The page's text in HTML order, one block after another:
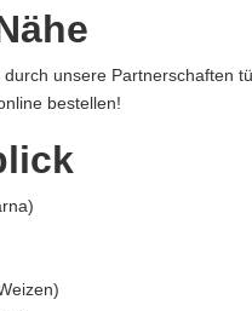
Bitte prüfen Sie die Angaben
unsere Partnerschaften
bestellen!